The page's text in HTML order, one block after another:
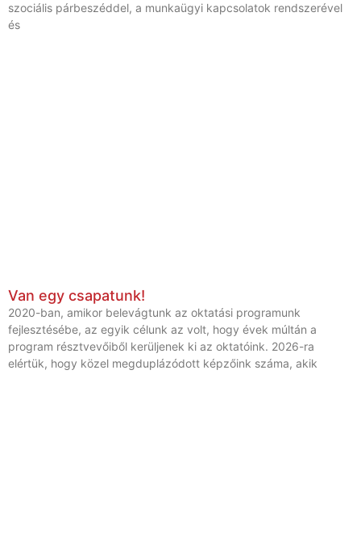
szociális párbeszéddel, a munkaügyi kapcsolatok rendszerével
és
Van egy csapatunk!
2020-ban, amikor belevágtunk az oktatási programunk
fejlesztésébe, az egyik célunk az volt, hogy évek múltán a
program résztvevőiből kerüljenek ki az oktatóink. 2026-ra
elértük, hogy közel megduplázódott képzőink száma, akik